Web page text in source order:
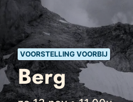
VOORSTELLING VOORBIJ
Berg